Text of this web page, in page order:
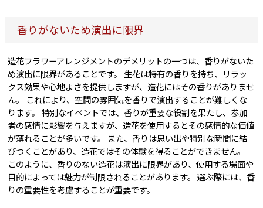
香りがないため演出に限界
造花フラワーアレンジメントのデメリットの一つは、香りがないた
め演出に限界があることです。 生花は特有の香りを持ち、リラッ
クス効果や心地よさを提供しますが、造花にはその香りがありませ
ん。 これにより、空間の雰囲気を香りで演出することが難しくな
ります。 特別なイベントでは、香りが重要な役割を果たし、参加
者の感情に影響を与えますが、造花を使用するとその感情的な価値
が薄れることが多いです。 また、香りは思い出や特別な瞬間に結
びつくことがあり、造花ではその体験を得ることができません。
このように、香りのない造花は演出に限界があり、使用する場面や
目的によっては魅力が制限されることがあります。 選ぶ際には、香
りの重要性を考慮することが重要です。